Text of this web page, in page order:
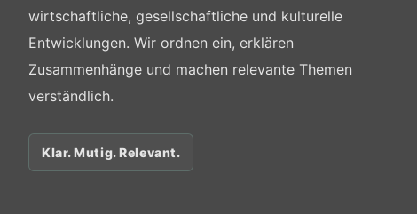
wirtschaftliche, gesellschaftliche und kulturelle
Entwicklungen. Wir ordnen ein, erklären
Zusammenhänge und machen relevante Themen
verständlich.
Klar. Mutig. Relevant.